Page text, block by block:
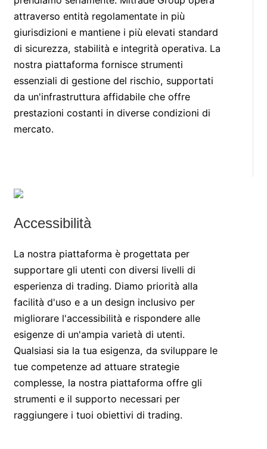
attraverso entità regolamentate in più
giurisdizioni e mantiene i più elevati standard
di sicurezza, stabilità e integrità operativa. La
nostra piattaforma fornisce strumenti
essenziali di gestione del rischio, supportati
da un'infrastruttura affidabile che offre
prestazioni costanti in diverse condizioni di
mercato.
Accessibilità
La nostra piattaforma è progettata per
supportare gli utenti con diversi livelli di
esperienza di trading. Diamo priorità alla
facilità d'uso e a un design inclusivo per
migliorare l'accessibilità e rispondere alle
esigenze di un'ampia varietà di utenti.
Qualsiasi sia la tua esigenza, da sviluppare le
tue competenze ad attuare strategie
complesse, la nostra piattaforma offre gli
strumenti e il supporto necessari per
raggiungere i tuoi obiettivi di trading.